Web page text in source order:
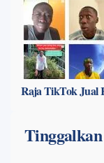
Raja TikTok Jual